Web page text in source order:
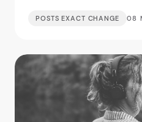
POSTS EXACT CHANGE 08